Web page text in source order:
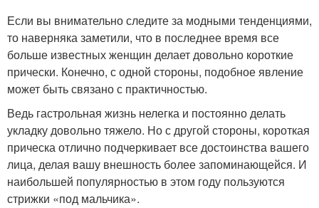
Если вы внимательно следите за модными тенденциями,
то наверняка заметили, что в последнее время все
больше известных женщин делает довольно короткие
прически. Конечно, с одной стороны, подобное явление
может быть связано с практичностью.
Ведь гастрольная жизнь нелегка и постоянно делать
укладку довольно тяжело. Но с другой стороны, короткая
прическа отлично подчеркивает все достоинства вашего
лица, делая вашу внешность более запоминающейся. И
наибольшей популярностью в этом году пользуются
стрижки «под мальчика».